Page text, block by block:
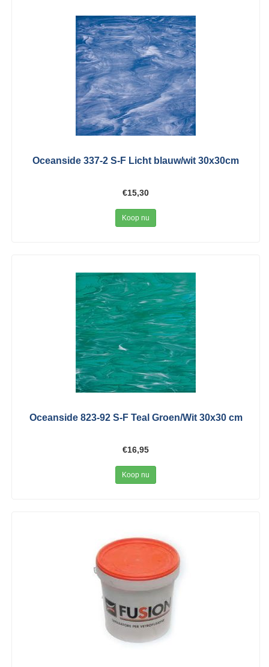
Oceanside 337-2 S-F Licht blauw/wit 30x30cm
€15,30
Koop nu
Oceanside 823-92 S-F Teal Groen/Wit 30x30 cm
€16,95
Koop nu